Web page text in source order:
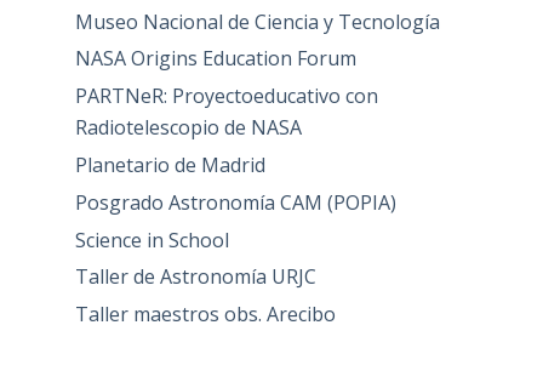
Museo Nacional de Ciencia y Tecnología
NASA Origins Education Forum
PARTNeR: Proyectoeducativo con
Radiotelescopio de NASA
Planetario de Madrid
Posgrado Astronomía CAM (POPIA)
Science in School
Taller de Astronomía URJC
Taller maestros obs. Arecibo